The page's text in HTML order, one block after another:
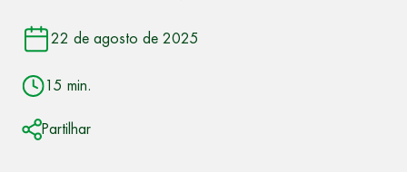
22 de agosto de 2025
15 min.
Partilhar